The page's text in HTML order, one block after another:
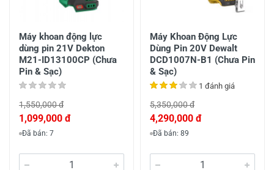
Máy khoan động lực
dùng pin 21V Dekton
M21-ID13100CP (Chưa
Pin & Sạc)
1,550,000 đ
1,099,000 đ
Đã bán: 7
Máy Khoan Động Lực
Dùng Pin 20V Dewalt
DCD1007N-B1 (Chưa Pin
& Sạc)
1 đánh giá
5,350,000 đ
4,290,000 đ
Đã bán: 89